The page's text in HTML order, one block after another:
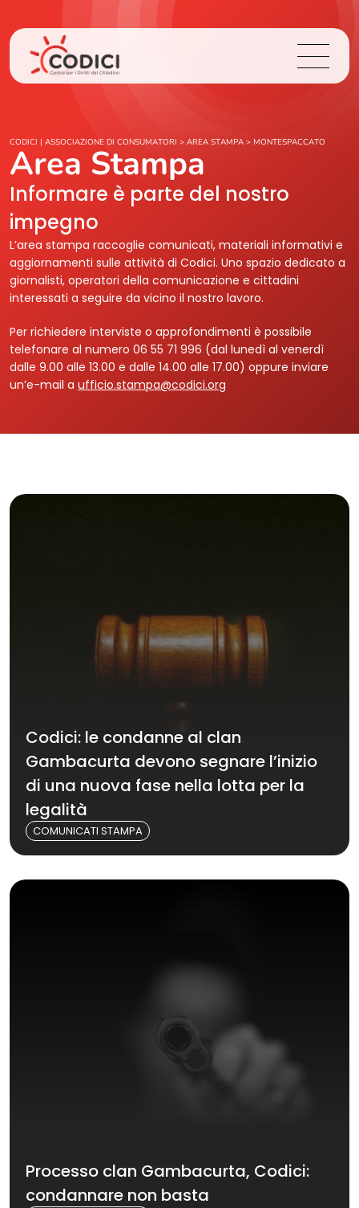
Chi Siamo
Cosa Facciamo
Area Stampa
Contatti
Login
CODICI | ASSOCIAZIONE DI CONSUMATORI > AREA STAMPA > MONTESPACCATO
Area Stampa
Informare è parte del nostro
impegno
L’area stampa raccoglie comunicati, materiali informativi e
aggiornamenti sulle attività di Codici. Uno spazio dedicato a
giornalisti, operatori della comunicazione e cittadini
interessati a seguire da vicino il nostro lavoro.
Per richiedere interviste o approfondimenti è possibile
telefonare al numero 06 55 71 996 (dal lunedì al venerdì
dalle 9.00 alle 13.00 e dalle 14.00 alle 17.00) oppure inviare
un’e-mail a ufficio.stampa@codici.org
Codici: le condanne al clan
Gambacurta devono segnare l’inizio
di una nuova fase nella lotta per la
legalità
COMUNICATI STAMPA
Processo clan Gambacurta, Codici:
condannare non basta